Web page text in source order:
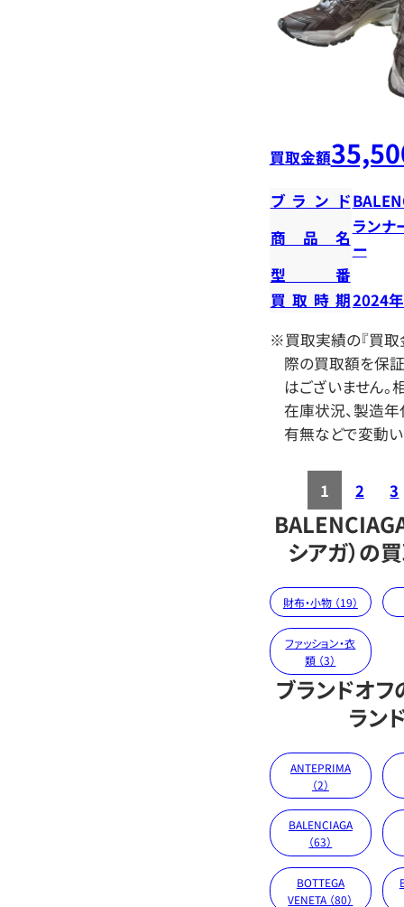
買取金額
ブランド
商品名
ランナ
ー
型番
買取時期2024
※買取実績の『買取
際の買取額を保
はございません。
在庫状況、製造年
有無などで変動い
1 2 3
シアガ）の
財布・小物 （19）
ファッション・衣
類 （3）
ブランドオ
ラン
ANTEPRIMA
（2）
BALENCIAGA
（63）
BOTTEGA
VENETA （80）